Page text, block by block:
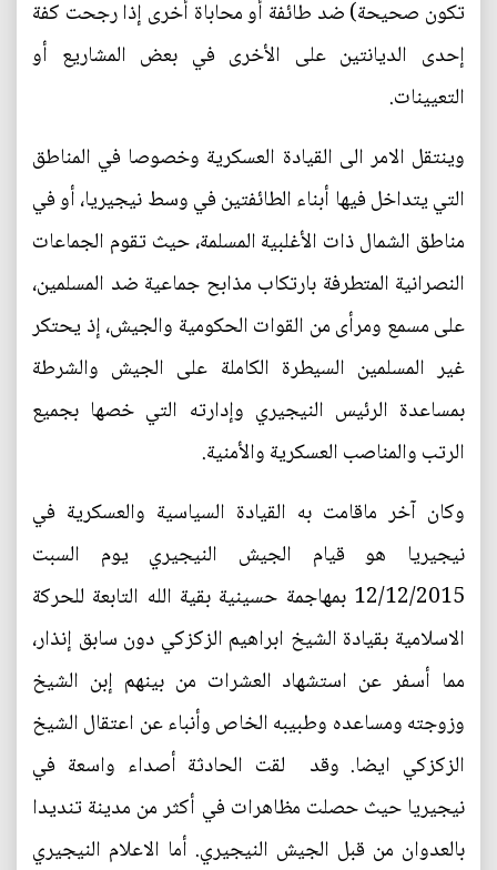
تكون صحيحة) ضد طائفة أو محاباة أخرى إذا رجحت كفة
إحدى الديانتين على الأخرى في بعض المشاريع أو
التعيينات.
وينتقل الامر الى القيادة العسكرية وخصوصا في المناطق
التي يتداخل فيها أبناء الطائفتين في وسط نيجيريا، أو في
مناطق الشمال ذات الأغلبية المسلمة، حيث تقوم الجماعات
النصرانية المتطرفة بارتكاب مذابح جماعية ضد المسلمين،
على مسمع ومرأى من القوات الحكومية والجيش، إذ يحتكر
غير المسلمين السيطرة الكاملة على الجيش والشرطة
بمساعدة الرئيس النيجيري وإدارته التي خصها بجميع
الرتب والمناصب العسكرية والأمنية.
وكان آخر ماقامت به القيادة السياسية والعسكرية في
نيجيريا هو قيام الجيش النيجيري يوم السبت
12/12/2015 بمهاجمة حسينية بقية الله التابعة للحركة
الاسلامية بقيادة الشيخ ابراهيم الزكزكي دون سابق إنذار،
مما أسفر عن استشهاد العشرات من بينهم إبن الشيخ
وزوجته ومساعده وطبيبه الخاص وأنباء عن اعتقال الشيخ
الزكزكي ايضا. وقد لقت الحادثة أصداء واسعة في
نيجيريا حيث حصلت مظاهرات في أكثر من مدينة تنديدا
بالعدوان من قبل الجيش النيجيري. أما الاعلام النيجيري